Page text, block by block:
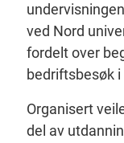
ved Nord
fordelt over
bedriftsbesøk
Organisert
del av